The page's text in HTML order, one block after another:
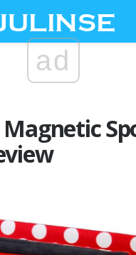
ad
Magnetic